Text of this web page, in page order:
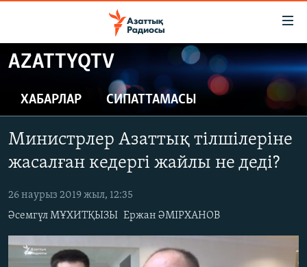
Skip
to
content
to
main
Skip
to
ЖАҢАЛЫҚТАР
САЯСАТ
ҚАҢТАР ОҚИҒАСЫ
АДАМ ҚҰҚЫҚТАРЫ
ӘЛЕУМЕТ
ӘЛЕМ
АРНАЙЫ ЖОБАЛАР
AZATTYQTV
ХАБАРЛАР СИПАТТАМАСЫ
Министрлер Азаттық тілшілеріне
жасалған кедергі жайлы не деді?
26 наурыз 2019 жыл, 12:35
Әсемгүл МҰХИТҚЫЗЫ Ержан ӘМІРХАНОВ